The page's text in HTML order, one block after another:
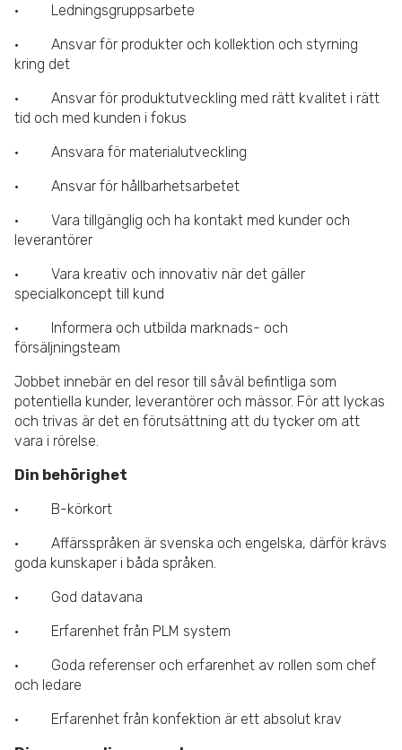
· Ledningsgruppsarbete
· Ansvar för produkter och kollektion och styrning
kring det
· Ansvar för produktutveckling med rätt kvalitet i rätt
tid och med kunden i fokus
· Ansvara för materialutveckling
· Ansvar för hållbarhetsarbetet
· Vara tillgänglig och ha kontakt med kunder och
leverantörer
· Vara kreativ och innovativ när det gäller
specialkoncept till kund
· Informera och utbilda marknads- och
försäljningsteam
Jobbet innebär en del resor till såväl befintliga som
potentiella kunder, leverantörer och mässor. För att lyckas
och trivas är det en förutsättning att du tycker om att
vara i rörelse.
Din behörighet
· B-körkort
· Affärsspråken är svenska och engelska, därför krävs
goda kunskaper i båda språken.
· God datavana
· Erfarenhet från PLM system
· Goda referenser och erfarenhet av rollen som chef
och ledare
· Erfarenhet från konfektion är ett absolut krav